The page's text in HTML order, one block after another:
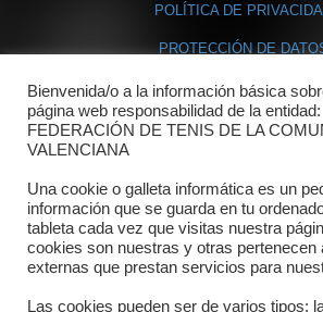
POLÍTICA DE
PROTECCIÓN DE
POLÍTICA DE COOKIES
Dónde estamos
Directorio departamentos
Horario
Bienvenida/o a la información básica
página web responsabilidad de la entidad:
FEDERACIÓN DE TENIS DE LA
VALENCIANA
Una cookie o galleta informática es un
información que se guarda en tu
tableta cada vez que visitas nuestra
cookies son nuestras y otras pertenecen
externas que prestan servicios para
Las cookies pueden ser de varios tipos: